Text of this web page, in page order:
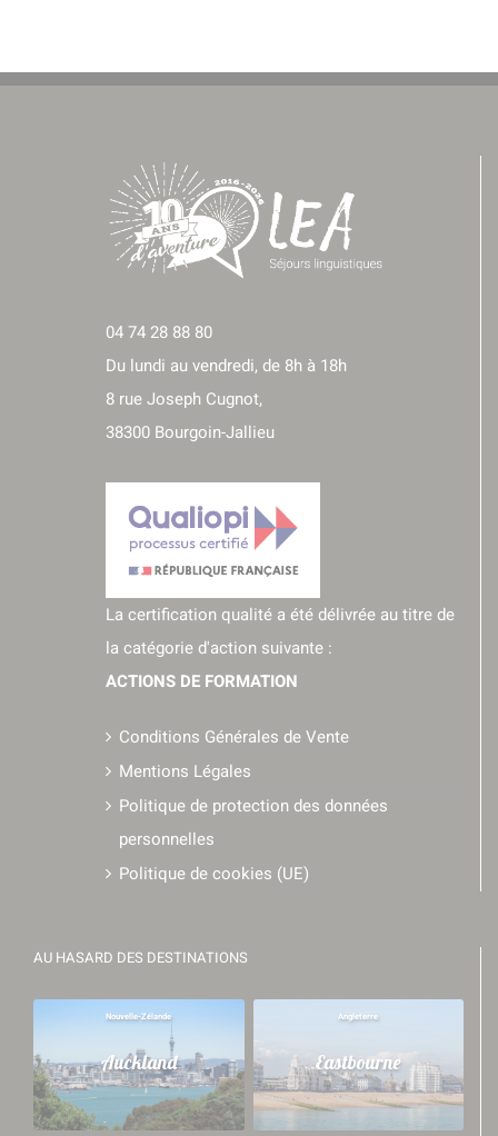
04 74 28 88 80
Du lundi au vendredi, de 8h à 18h
8 rue Joseph Cugnot,
38300 Bourgoin-Jallieu
La certification qualité a été délivrée au titre de
la catégorie d'action suivante :
ACTIONS DE FORMATION
Conditions Générales de Vente
Mentions Légales
Politique de protection des données
personnelles
Politique de cookies (UE)
AU HASARD DES DESTINATIONS
Nouvelle-Zélande
Auckland
Angleterre
Eastbourne